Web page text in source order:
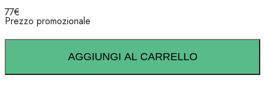
77€
Prezzo promozionale
AGGIUNGI AL CARRELLO